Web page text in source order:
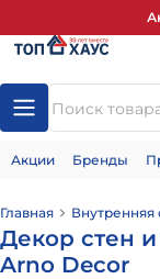
Акции Бренды
Главная Внутренняя
Декор стен
Arno Decor